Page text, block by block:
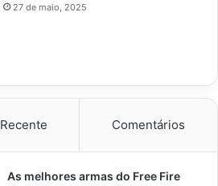
27 de maio, 2025
Recente Comentários
As melhores armas do Free Fire